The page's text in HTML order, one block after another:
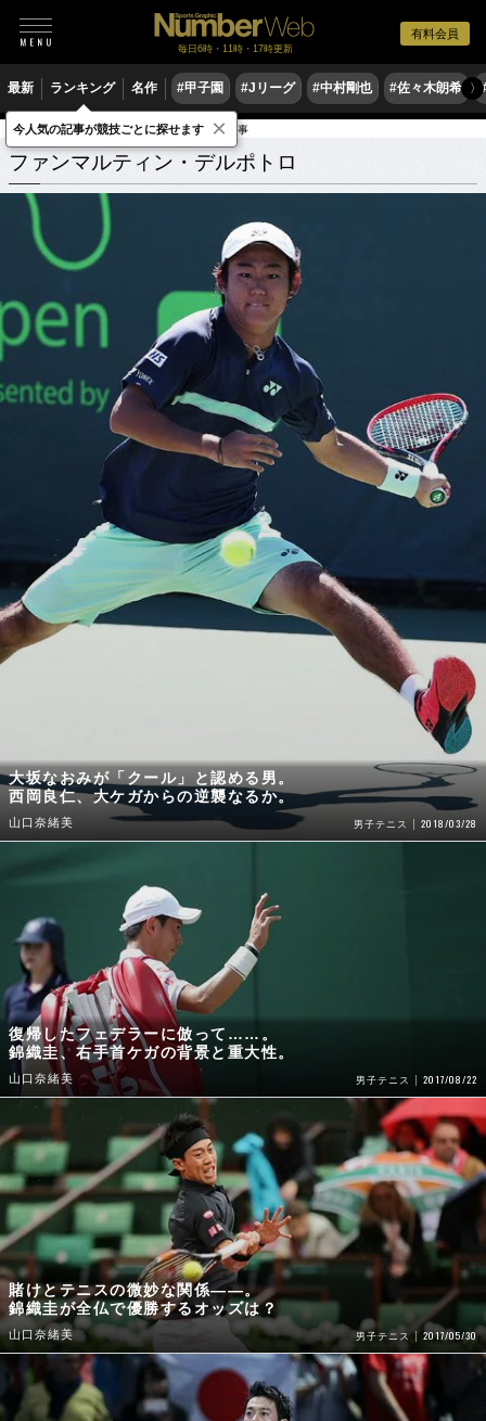
有料会員
毎日6時・11時・17時更新
最新 ランキング 名作 #甲子園 #Jリーグ #中村剛也 #佐々木朗希 〉
ファンマルティン・デルポトロ 関連記事
ファンマルティン・デルポトロ
大坂なおみが「クール」と認める男。
西岡良仁、大ケガからの逆襲なるか。
山口奈緒美 男子テニス 2018/03/28
復帰したフェデラーに倣って……。
錦織圭、右手首ケガの背景と重大性。
山口奈緒美 男子テニス 2017/08/22
賭けとテニスの微妙な関係――。
錦織圭が全仏で優勝するオッズは？
山口奈緒美 男子テニス 2017/05/30
今人気の記事が競技ごとに探せます ×